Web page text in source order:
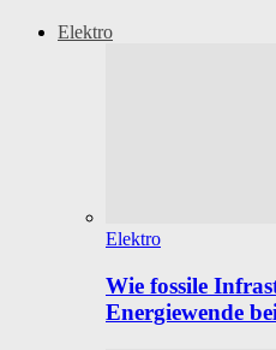
Elektro
Elektro
Wie fossile
Energiewende